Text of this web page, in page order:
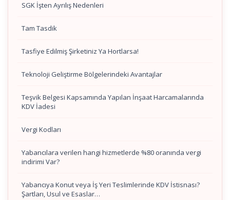
SGK İşten Ayrılış Nedenleri
Tam Tasdik
Tasfiye Edilmiş Şirketiniz Ya Hortlarsa!
Teknoloji Geliştirme Bölgelerindeki Avantajlar
Teşvik Belgesi Kapsamında Yapılan İnşaat Harcamalarında
KDV İadesi
Vergi Kodları
Yabancılara verilen hangi hizmetlerde %80 oranında vergi
indirimi Var?
Yabancıya Konut veya İş Yeri Teslimlerinde KDV İstisnası?
Şartları, Usul ve Esaslar…